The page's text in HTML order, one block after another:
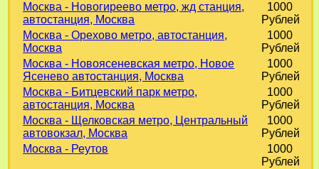
Москва - Новогиреево метро, жд станция,
автостанция, Москва
1000
Рублей
Москва - Орехово метро, автостанция,
Москва
1000
Рублей
Москва - Новоясеневская метро, Новое
Ясенево автостанция, Москва
1000
Рублей
Москва - Битцевский парк метро,
автостанция, Москва
1000
Рублей
Москва - Щелковская метро, Центральный
автовокзал, Москва
1000
Рублей
Москва - Реутов
1000
Рублей